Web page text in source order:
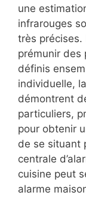
une
infrarouges
très précises.
prémunir des
définis
individuelle,
démontrent
particuliers,
pour obtenir
de se situant
centrale
cuisine peut
alarme